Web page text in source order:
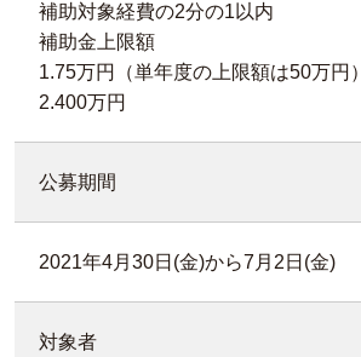
補助対象経費の2分の1以内
補助金上限額
1.75万円（単年度の上限額は50万円）
2.400万円
公募期間
2021年4月30日(金)から7月2日(金)
対象者